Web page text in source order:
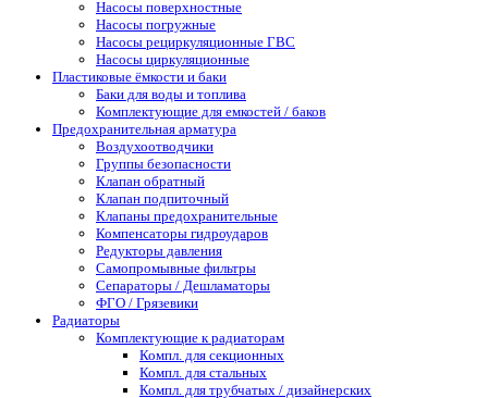
Насосы поверхностные
Насосы погружные
Насосы рециркуляционные ГВС
Насосы циркуляционные
Пластиковые ёмкости и баки
Баки для воды и топлива
Комплектующие для емкостей / баков
Предохранительная арматура
Воздухоотводчики
Группы безопасности
Клапан обратный
Клапан подпиточный
Клапаны предохранительные
Компенсаторы гидроударов
Редукторы давления
Самопромывные фильтры
Сепараторы / Дешламаторы
ФГО / Грязевики
Радиаторы
Комплектующие к радиаторам
Компл. для секционных
Компл. для стальных
Компл. для трубчатых / дизайнерских